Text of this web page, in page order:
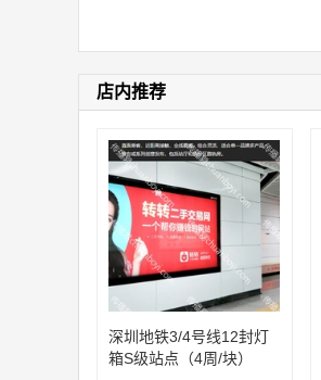
店内推荐
深圳地铁3/4号线12封灯
箱S级站点（4周/块）